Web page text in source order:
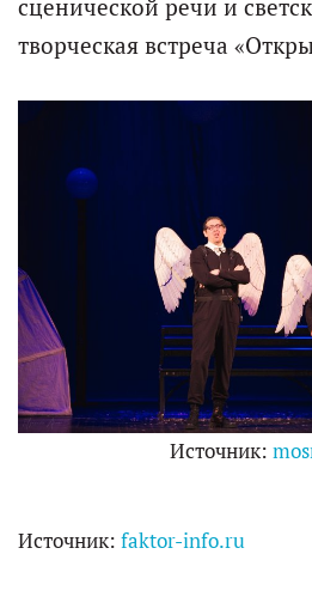
сценической речи и
творческая встреча
Источник:
Источник: faktor-info.ru